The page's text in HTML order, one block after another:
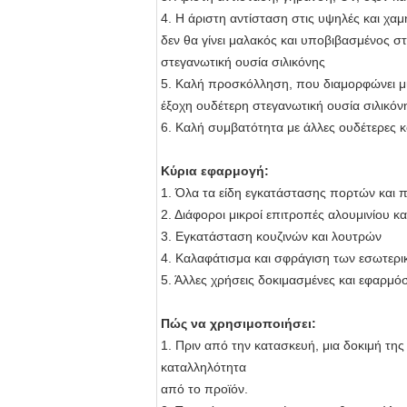
4. Η άριστη αντίσταση στις υψηλές και
δεν θα γίνει μαλακός και υποβιβασμένος
στεγανωτική ουσία σιλικόνης
5. Καλή προσκόλληση, που διαμορφώνει
έξοχη ουδέτερη στεγανωτική ουσία
6. Καλή συμβατότητα με άλλες ουδέτερες
Κύρια εφαρμογή:
1. Όλα τα είδη εγκατάστασης πορτών
2. Διάφοροι μικροί επιτροπές αλουμινίου
3. Εγκατάσταση κουζινών και λουτρών
4. Καλαφάτισμα και σφράγιση των
5. Άλλες χρήσεις δοκιμασμένες και
Πώς να χρησιμοποιήσει:
1. Πριν από την κατασκευή, μια δοκιμή
καταλληλότητα
από το προϊόν.